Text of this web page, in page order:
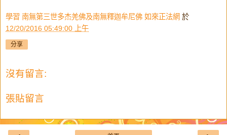
學習 南無第三世多杰羌佛及南無釋迦牟尼佛 如來正法網 於
12/20/2016 05:49:00 上午
分享
沒有留言:
張貼留言